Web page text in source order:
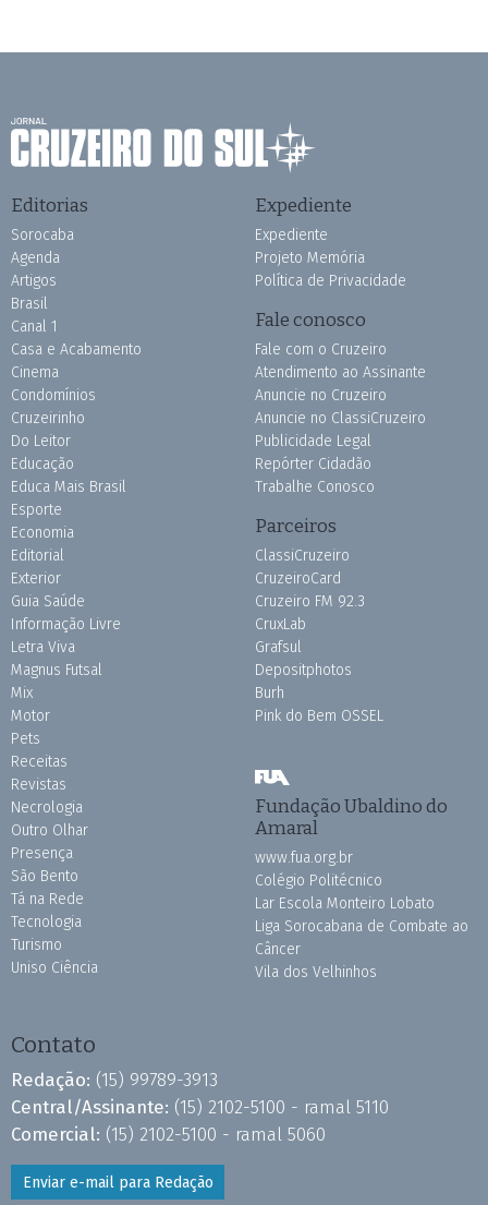
Editorias
Sorocaba
Agenda
Artigos
Brasil
Canal 1
Casa e Acabamento
Cinema
Condomínios
Cruzeirinho
Do Leitor
Educação
Educa Mais Brasil
Esporte
Economia
Editorial
Exterior
Guia Saúde
Informação Livre
Letra Viva
Magnus Futsal
Mix
Motor
Pets
Receitas
Revistas
Necrologia
Outro Olhar
Presença
São Bento
Tá na Rede
Tecnologia
Turismo
Uniso Ciência
Expediente
Expediente
Projeto Memória
Política de Privacidade
Fale conosco
Fale com o Cruzeiro
Atendimento ao Assinante
Anuncie no Cruzeiro
Anuncie no ClassiCruzeiro
Publicidade Legal
Repórter Cidadão
Trabalhe Conosco
Parceiros
ClassiCruzeiro
CruzeiroCard
Cruzeiro FM 92.3
CruxLab
Grafsul
Depositphotos
Burh
Pink do Bem OSSEL
Fundação Ubaldino do
Amaral
www.fua.org.br
Colégio Politécnico
Lar Escola Monteiro Lobato
Liga Sorocabana de Combate ao
Câncer
Vila dos Velhinhos
Contato
Redação: (15) 99789-3913
Central/Assinante: (15) 2102-5100 - ramal 5110
Comercial: (15) 2102-5100 - ramal 5060
Enviar e-mail para Redação